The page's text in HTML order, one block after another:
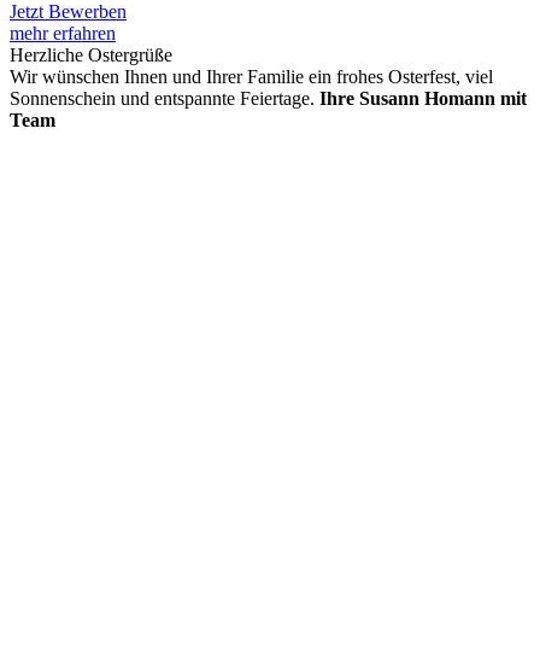
Jetzt Bewerben
mehr erfahren
Herzliche Ostergrüße
Wir wünschen Ihnen und Ihrer Familie ein frohes Osterfest, viel
Sonnenschein und entspannte Feiertage. Ihre Susann Homann mit
Team